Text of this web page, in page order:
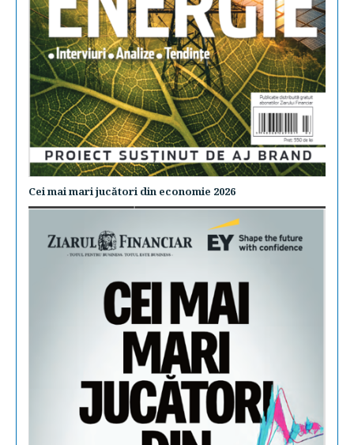
Cei mai mari jucători din economie 2026